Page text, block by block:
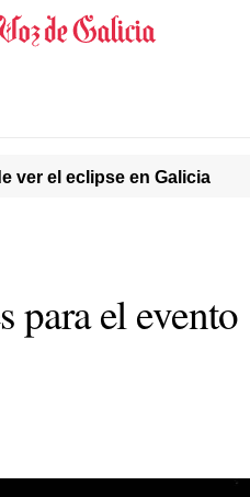
ver el eclipse en Galicia
para el evento